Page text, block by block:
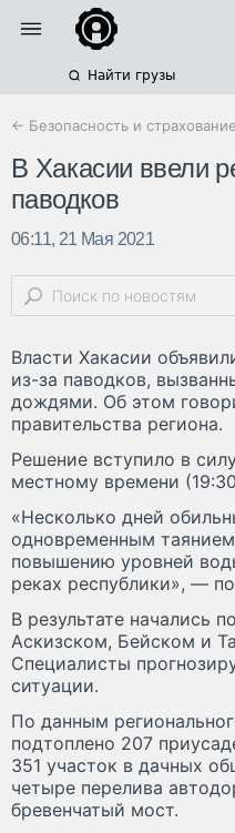
Найти грузы
← Безопасность и страхование
В Хакасии ввели
паводков
06:11, 21 Мая 2021
Власти Хакасии
из-за паводков,
дождями. Об этом
правительства региона.
Решение вступило в
местному времени
«Несколько дней
одновременным
повышению уровней
реках республики», —
В результате начались
Аскизском, Бейском и
Специалисты
ситуации.
По данным
подтоплено 207
351 участок в дачных
четыре перелива
бревенчатый мост.